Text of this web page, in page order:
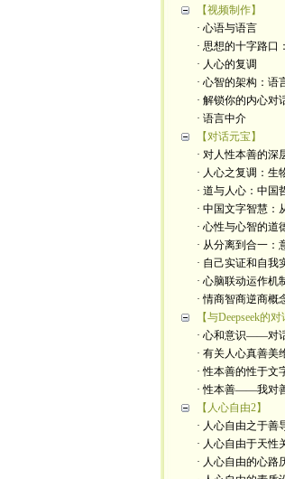
【视频制作】
· 心语与语言
· 思想的十字路口
· 人心的复调
· 心智的架构：语
· 解锁你的内心对
· 语言中介
【对话元宝】
· 对人性本善的深
· 人心之复调：生
· 道与人心：中国
· 中国文字智慧：
· 心性与心智的道
· 从分离到合一：
· 自己实证和自我
· 心脑联动运作机
· 情商智商逆商概
【与Deepseek的对
· 心和意识——对
· 有关人心真善
· 性本善的性于
· 性本善——我对
【人心自由2】
· 人心自由之于善
· 人心自由于天性
· 人心自由的心路